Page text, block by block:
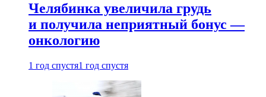
Челябинка увеличила грудь
и получила неприятный бонус —
онкологию
1 год спустя1 год спустя